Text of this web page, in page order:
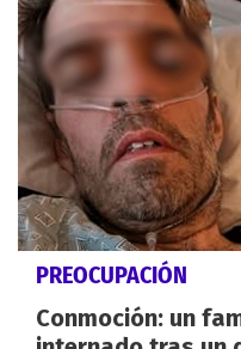
PREOCUPACIÓN
Conmoción: un